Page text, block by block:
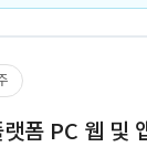
폼 PC 웹 및